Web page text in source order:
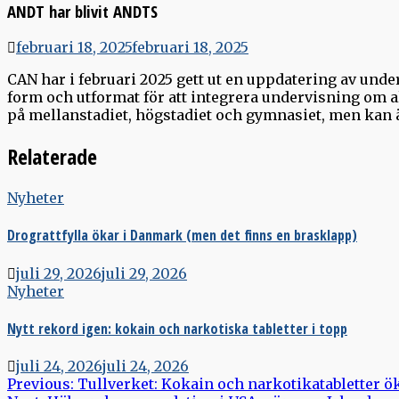
ANDT har blivit ANDTS
februari 18, 2025februari 18, 2025
CAN har i februari 2025 gett ut en uppdatering av
form och utformat för att integrera undervisning om
på mellanstadiet, högstadiet och gymnasiet, men kan
Relaterade
Nyheter
Drograttfylla ökar i Danmark (men det finns en brasklapp)
juli 29, 2026juli 29, 2026
Nyheter
Nytt rekord igen: kokain och narkotiska tabletter i topp
juli 24, 2026juli 24, 2026
Inläggsnavigering
Previous: Tullverket: Kokain och narkotikatabletter